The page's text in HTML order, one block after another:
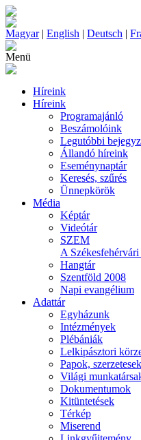
Magyar| English | Deutsch |
Menü
Híreink
Híreink
Programajánló
Beszámolóink
Legutóbbi
Állandó híreink
Eseménynaptár
Keresés, szűrés
Ünnepkörök
Média
Képtár
Videótár
SZEM
A
Hangtár
Szentföld 2008
Napi evangélium
Adattár
Egyházunk
Intézmények
Plébániák
Lelkipásztori
Papok, szerzetesek
Világi
Dokumentumok
Kitüntetések
Térkép
Miserend